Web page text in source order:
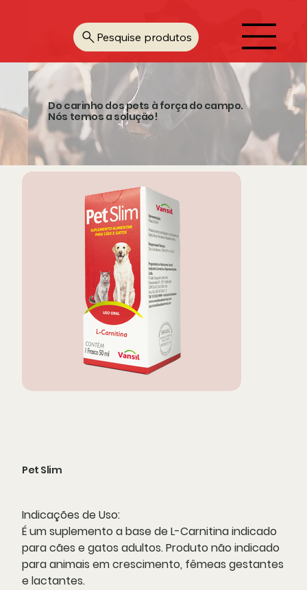
Pesquise produtos
Do carinho dos pets à força do campo.
Nós temos a solução!
Pet Slim
Indicações de Uso:
É um suplemento a base de L-Carnitina indicado
para cães e gatos adultos. Produto não indicado
para animais em crescimento, fêmeas gestantes
e lactantes.